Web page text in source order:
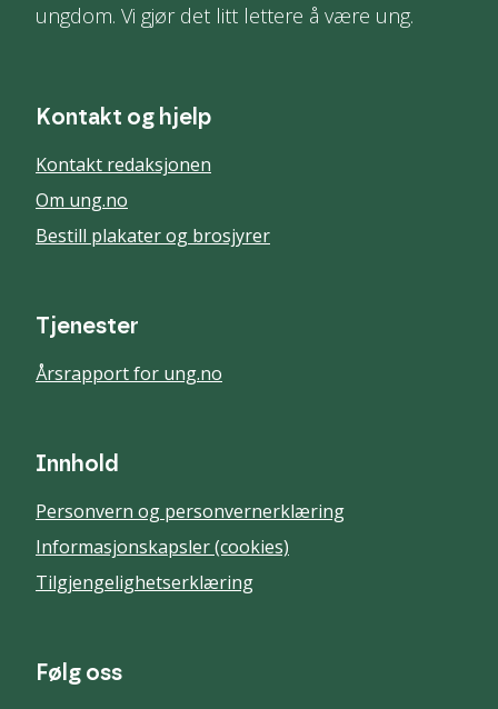
ungdom. Vi gjør det litt lettere å være ung.
Kontakt og hjelp
Kontakt redaksjonen
Om ung.no
Bestill plakater og brosjyrer
Tjenester
Årsrapport for ung.no
Innhold
Personvern og personvernerklæring
Informasjonskapsler (cookies)
Tilgjengelighetserklæring
Følg oss